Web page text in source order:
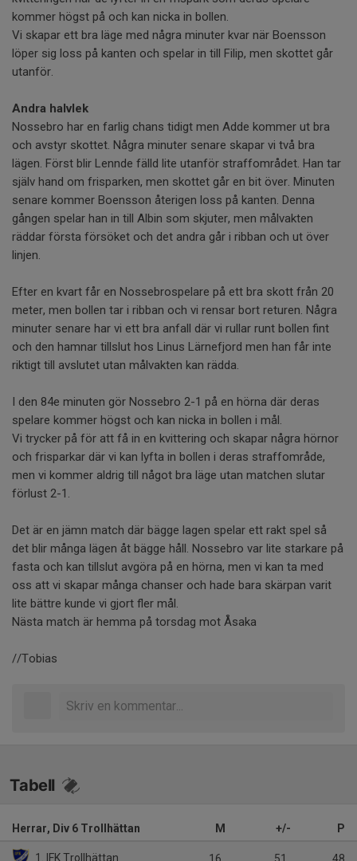
kommer högst på och kan nicka in bollen.
Vi skapar ett bra läge med några minuter kvar när Boensson
löper sig loss på kanten och spelar in till Filip, men skottet går
utanför.
Andra halvlek
Nossebro har en farlig chans tidigt men Adde kommer ut bra
och avstyr skottet. Några minuter senare skapar vi två bra
lägen. Först blir Lennde fälld lite utanför straffområdet. Han tar
själv hand om frisparken, men skottet går en bit över. Minuten
senare kommer Boensson återigen loss på kanten. Denna
gången spelar han in till Albin som skjuter, men målvakten
räddar första försöket och det andra går i ribban och ut över
linjen.
Efter en kvart får en Nossebrospelare på ett bra skott från 20
meter, men bollen tar i ribban och vi rensar bort returen. Några
minuter senare har vi ett bra anfall där vi rullar runt bollen fint
och den hamnar tillslut hos Linus Lärnefjord men han får inte
riktigt till avslutet utan målvakten kan rädda.
I den 84e minuten gör Nossebro 2-1 på en hörna där deras
spelare kommer högst och kan nicka in bollen i mål.
Vi trycker på för att få in en kvittering och skapar några hörnor
och frisparkar där vi kan lyfta in bollen i deras straffområde,
men vi kommer aldrig till något bra läge utan matchen slutar
förlust 2-1.
Det är en jämn match där bägge lagen spelar ett rakt spel så
det blir många lägen åt bägge håll. Nossebro var lite starkare på
fasta och kan tillslut avgöra på en hörna, men vi kan ta med
oss att vi skapar många chanser och hade bara skärpan varit
lite bättre kunde vi gjort fler mål.
Nästa match är hemma på torsdag mot Åsaka
//Tobias
Tabell
Herrar, Div 6 Trollhättan M +/- P
1. IFK Trollhättan